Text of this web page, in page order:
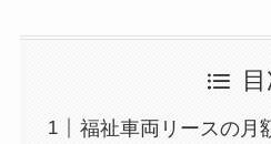
福祉車両リースの月